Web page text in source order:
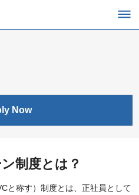
Now
制度とは？
と称す）制度とは、正社員として